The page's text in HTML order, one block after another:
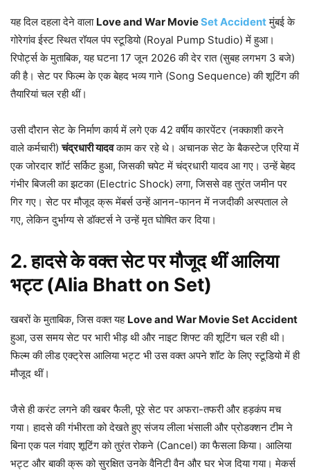
यह दिल दहला देने वाला Love and War MovieSet Accidentमुंबई के
गोरेगांव ईस्ट स्थित रॉयल पंप स्टूडियो (Royal Pump Studio) में हुआ।
रिपोर्ट्स के मुताबिक, यह घटना 17 जून 2026 की देर रात (सुबह लगभग 3 बजे)
की है। सेट पर फिल्म के एक बेहद भव्य गाने (Song Sequence) की शूटिंग की
तैयारियां चल रही थीं।
उसी दौरान सेट के निर्माण कार्य में लगे एक 42 वर्षीय कारपेंटर (नक्काशी करने
वाले कर्मचारी)चंद्रधारी यादवकाम कर रहे थे। अचानक सेट के बैकस्टेज एरिया में
एक जोरदार शॉर्ट सर्किट हुआ, जिसकी चपेट में चंद्रधारी यादव आ गए। उन्हें बेहद
गंभीर बिजली का झटका (Electric Shock) लगा, जिससे वह तुरंत जमीन पर
गिर गए। सेट पर मौजूद क्रू मेंबर्स उन्हें आनन-फानन में नजदीकी अस्पताल ले
गए, लेकिन दुर्भाग्य से डॉक्टर्स ने उन्हें मृत घोषित कर दिया।
2. हादसे के वक्त सेट पर मौजूद थीं आलिया
भट्ट (Alia Bhatt on Set)
खबरों के मुताबिक, जिस वक्त यह Love and War Movie Set Accident
हुआ, उस समय सेट पर भारी भीड़ थी और नाइट शिफ्ट की शूटिंग चल रही थी।
फिल्म की लीड एक्ट्रेस आलिया भट्ट भी उस वक्त अपने शॉट के लिए स्टूडियो में ही
मौजूद थीं।
जैसे ही करंट लगने की खबर फैली, पूरे सेट पर अफरा-तफरी और हड़कंप मच
गया। हादसे की गंभीरता को देखते हुए संजय लीला भंसाली और प्रोडक्शन टीम ने
बिना एक पल गंवाए शूटिंग को तुरंत रोकने (Cancel) का फैसला किया। आलिया
भट्ट और बाकी क्रू को सुरक्षित उनके वैनिटी वैन और घर भेज दिया गया। मेकर्स